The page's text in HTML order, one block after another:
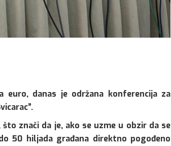
euro, danas je održana konferencija za
znači da je, ako se uzme u obzir da se
50 hiljada građana direktno pogođeno